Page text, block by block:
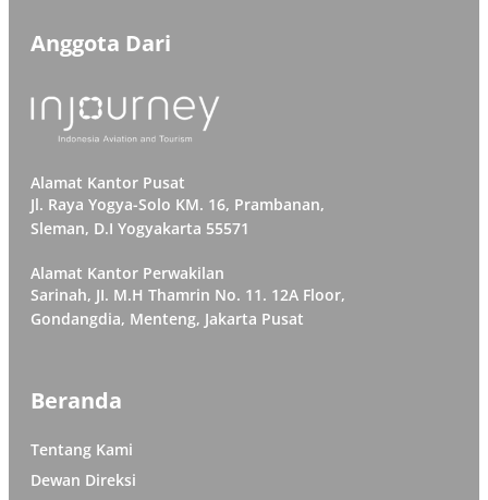
Anggota Dari
Alamat Kantor Pusat
Jl. Raya Yogya-Solo KM. 16, Prambanan,
Sleman, D.I Yogyakarta 55571
Alamat Kantor Perwakilan
Sarinah, JI. M.H Thamrin No. 11. 12A Floor,
Gondangdia, Menteng, Jakarta Pusat
Beranda
Tentang Kami
Dewan Direksi